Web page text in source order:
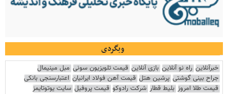
وبگردی
خبرآنلاین راه نو آنلاین بازی آنلاین قیمت تلویزیون سونی مبل مینیمال
جراح بینی گوشتی پرشین هتل قیمت آهن فولاد ایرانیان اعتبارسنجی بانکی
قیمت طلا امروز بلیط قطار شرکت رادوکو قیمت پروفیل سایت یوتوتایمز